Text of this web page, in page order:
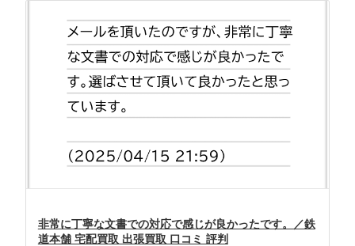
非常に丁寧な文書での対応で感じが良かったです。／鉄
道本舗 宅配買取 出張買取 口コミ 評判